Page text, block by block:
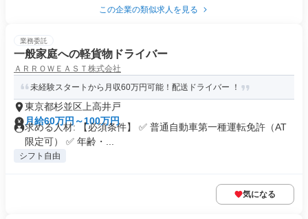
この企業の類似求人を見る
業務委託
一般家庭への軽貨物ドライバー
ＡＲＲＯＷＥＡＳＴ株式会社
未経験スタートから月収60万円可能！配送ドライバー ！
東京都杉並区上高井戸
月給60万円～100万円
求める人材: 【必須条件】 ✅ 普通自動車第一種運転免許（AT
限定可） ✅ 年齢・...
シフト自由
気になる